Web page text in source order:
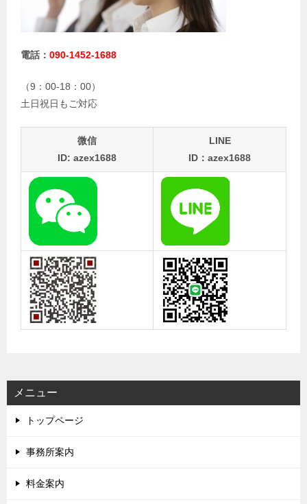
電話： 090-1452-1688
（9：00-18：00）
土日祝日もご対応
微信
ID: azex1688
LINE
ID：azex1688
メニュー
トップページ
事務所案内
料金案内